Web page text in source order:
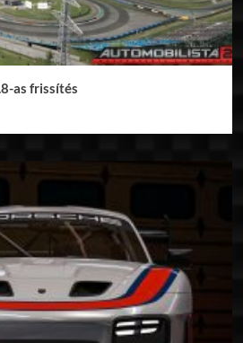
as frissítés